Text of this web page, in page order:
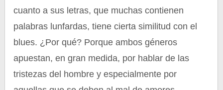
cuanto a sus letras, que muchas contienen
palabras lunfardas, tiene cierta similitud con el
blues. ¿Por qué? Porque ambos géneros
apuestan, en gran medida, por hablar de las
tristezas del hombre y especialmente por